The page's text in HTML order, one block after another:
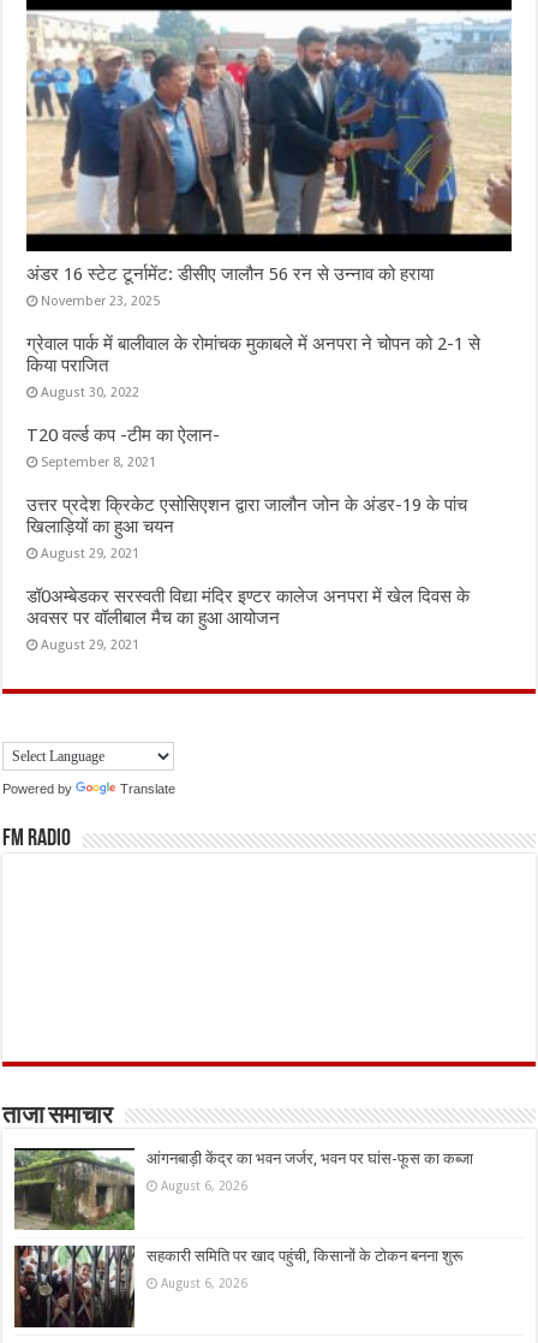
अंडर 16 स्टेट टूर्नामेंट: डीसीए जालौन 56 रन से उन्नाव को हराया
November 23, 2025
ग्रेवाल पार्क में बालीवाल के रोमांचक मुकाबले में अनपरा ने चोपन को 2-1 से
किया पराजित
August 30, 2022
T20 वर्ल्ड कप -टीम का ऐलान-
September 8, 2021
उत्तर प्रदेश क्रिकेट एसोसिएशन द्वारा जालौन जोन के अंडर-19 के पांच
खिलाड़ियों का हुआ चयन
August 29, 2021
डॉ0अम्बेडकर सरस्वती विद्या मंदिर इण्टर कालेज अनपरा में खेल दिवस के
अवसर पर वॉलीबाल मैच का हुआ आयोजन
August 29, 2021
Powered by Translate
FM Radio
ताजा समाचार
आंगनबाड़ी केंद्र का भवन जर्जर, भवन पर घांस-फूस का कब्जा
August 6, 2026
सहकारी समिति पर खाद पहुंची, किसानों के टोकन बनना शुरू
August 6, 2026